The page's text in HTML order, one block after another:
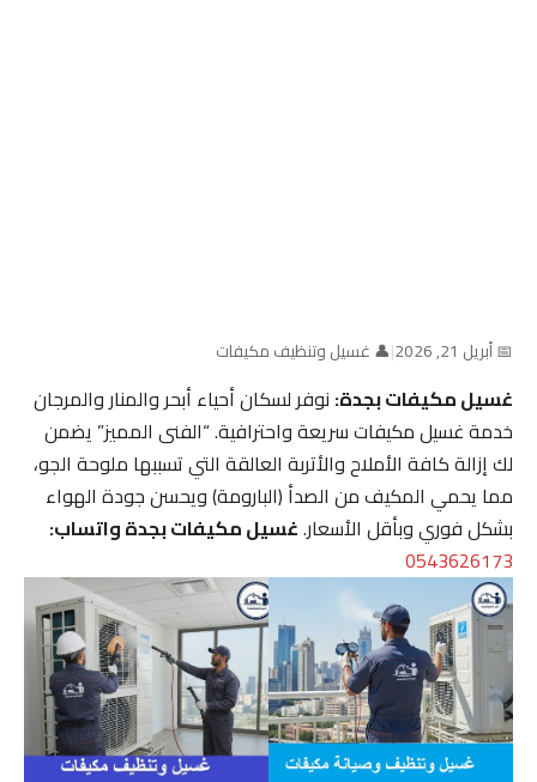
📅 أبريل 21, 2026 |👤 غسيل وتنظيف مكيفات
غسيل مكيفات بجدة:نوفر لسكان أحياء أبحر والمنار والمرجان
خدمة غسيل مكيفات سريعة واحترافية. “الفنى المميز” يضمن
لك إزالة كافة الأملاح والأتربة العالقة التي تسببها ملوحة الجو،
مما يحمي المكيف من الصدأ (البارومة) ويحسن جودة الهواء
بشكل فوري وبأقل الأسعار.غسيل مكيفات بجدة واتساب:
0543626173